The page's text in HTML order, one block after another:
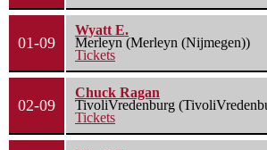
01-09
Wyatt E.
Merleyn (Merleyn (Nijmegen))
Tickets
02-09
Chuck Ragan
TivoliVredenburg
Tickets